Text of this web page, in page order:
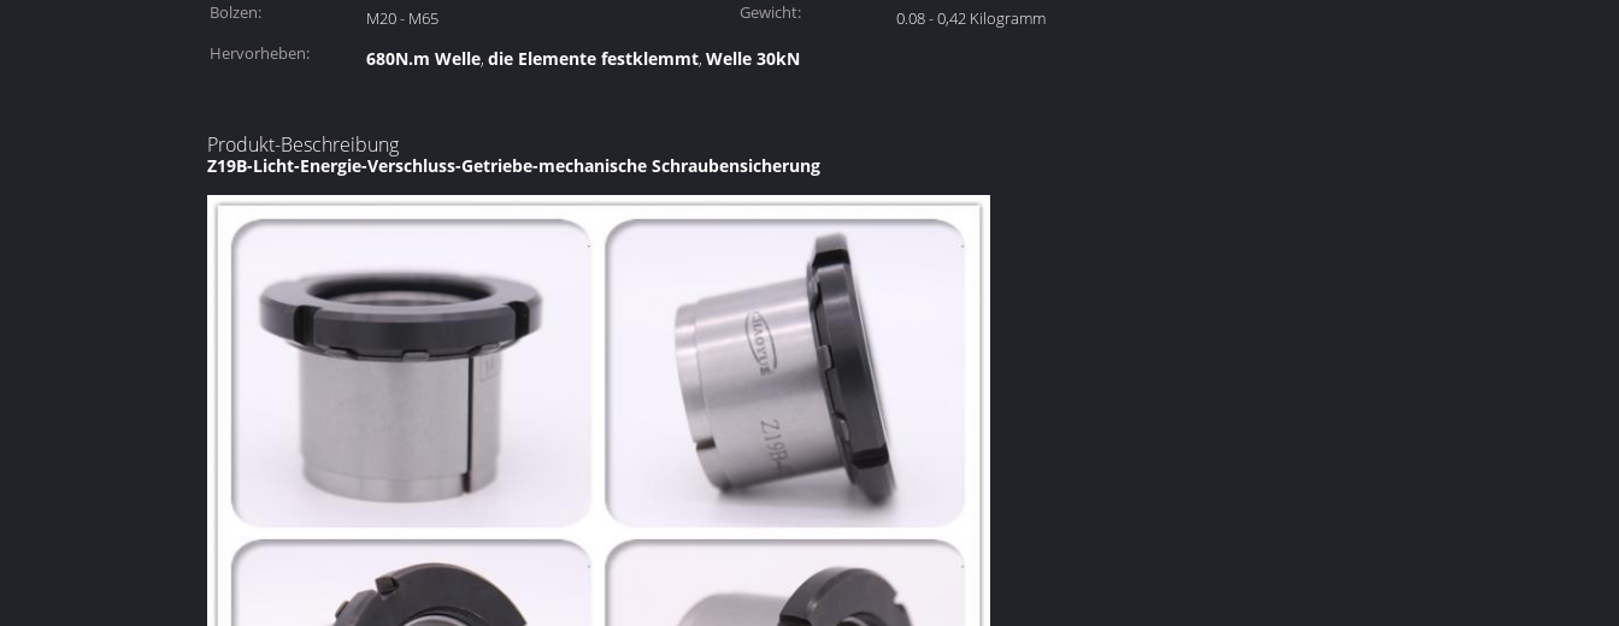
Bolzen:
M20 - M65 Gewicht:
0.08 - 0,42 Kilogramm
Hervorheben:
680N.m Welle, die Elemente festklemmt, Welle 30kN
Produkt-Beschreibung
Z19B-Licht-Energie-Verschluss-Getriebe-mechanische Schraubensicherung